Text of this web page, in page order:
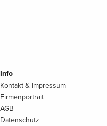
Info
Kontakt & Impressum
Firmenportrait
AGB
Datenschutz